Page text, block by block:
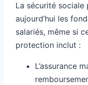
La sécurité
aujourd’hui les
salariés, même si
protection inclut :
L’assurance